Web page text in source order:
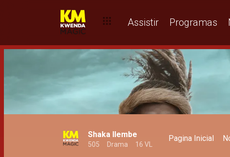
Assistir Programas
Shaka Ilembe
505 Drama 16 VL
Pagina Inicial